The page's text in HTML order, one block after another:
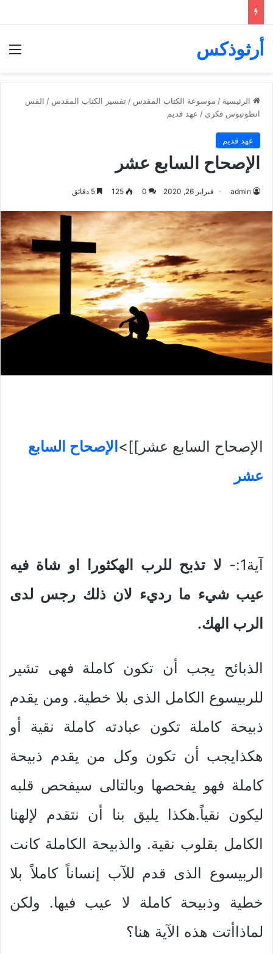
أرثوذكس
الرئيسية / موسوعة الكتاب المقدس / تفسير الكتاب المقدس / القس
انطونيوس فكري / عهد قديم
عهد قديم
الإصحاح السابع عشر
admin فبراير 26, 2020 0
125
الإصحاح السابع عشر]]> الإصحاح السابع
عشر
آية1:-
لا تذبح للرب الهكثورا او شاة فيه
عيب شيء ما رديء لان ذلك رجس لدى
الرب الهك.
الذبائح يجب أن تكون كاملة فهى تشير
للربيسوع الكامل الذى بلا خطية. ومن يقدم
ذبيحة كاملة تكون عبادته كاملة نقية أو
هكذايجب أن تكون وكل من يقدم ذبيحة
كاملة فهو يفحصها وبالتالى سيفحص قلبه
ليكون نقياً.هكذا يليق بنا أن نتقدم لإلهنا
الكامل بقلوب نقية. والذبيحة الكاملة كانت
الربيسوع الذى قدم للآب إنساناً كاملاً بلا
خطية وذبيحة كاملة لا عيب فيها. ولكن
لماذاأتت هذه الآية هنا؟